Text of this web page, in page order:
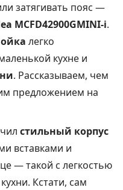
затягивать пояс —
MCFD42900GMINI-i.
легко
кухне и
. Рассказываем, чем
предложением на
стильный корпус
вставками и
— такой с легкостью
Кстати, сам